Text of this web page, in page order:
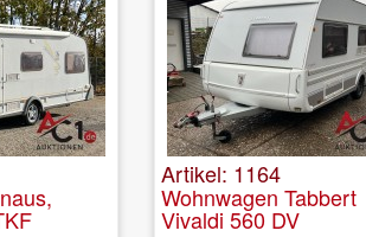
Artikel: 1164
Wohnwagen Tabbert
Vivaldi 560 DV